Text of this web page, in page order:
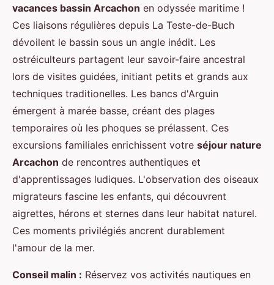
vacances bassin Arcachon en odyssée maritime !
Ces liaisons régulières depuis La Teste-de-Buch
dévoilent le bassin sous un angle inédit. Les
ostréiculteurs partagent leur savoir-faire ancestral
lors de visites guidées, initiant petits et grands aux
techniques traditionelles. Les bancs d'Arguin
émergent à marée basse, créant des plages
temporaires où les phoques se prélassent. Ces
excursions familiales enrichissent votre séjour nature
Arcachon de rencontres authentiques et
d'apprentissages ludiques. L'observation des oiseaux
migrateurs fascine les enfants, qui découvrent
aigrettes, hérons et sternes dans leur habitat naturel.
Ces moments privilégiés ancrent durablement
l'amour de la mer.
Conseil malin : Réservez vos activités nautiques en